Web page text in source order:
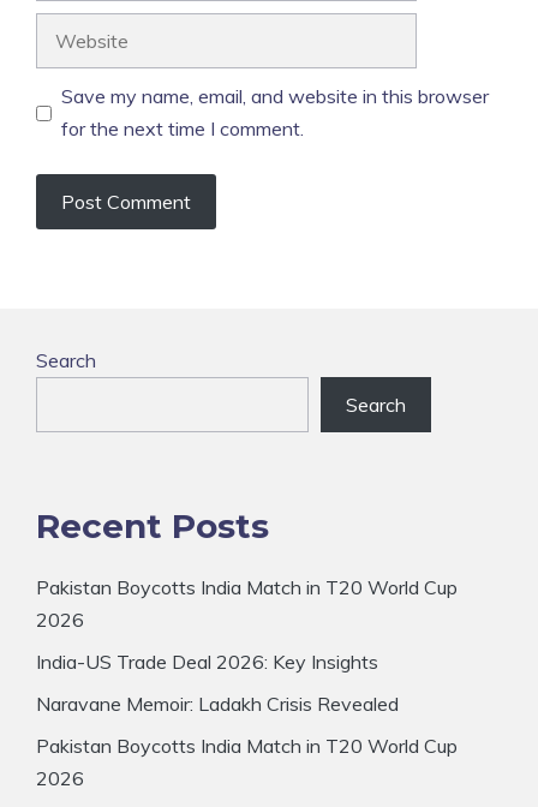
Save my name, email, and website in this browser
for the next time I comment.
Search
Search
Recent Posts
Pakistan Boycotts India Match in T20 World Cup
2026
India-US Trade Deal 2026: Key Insights
Naravane Memoir: Ladakh Crisis Revealed
Pakistan Boycotts India Match in T20 World Cup
2026